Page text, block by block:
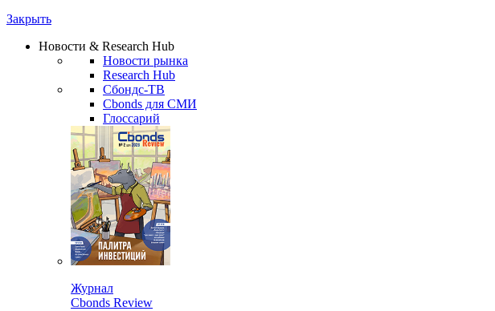
Закрыть
Новости & Research Hub
Новости рынка
Research Hub
Сбондс-ТВ
Cbonds для СМИ
Глоссарий
Журнал
Cbonds Review